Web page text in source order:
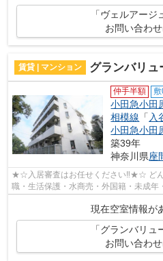
「ヴェルアージ
お問い合わ
賃貸 | マンション グランバリュ
仲手半額
小田急小田
相模線 「 入
小田急小田
築39年
神奈川県座
★☆入居審査はお任せください‼★☆ ど
職・生活保護・水商売・外国籍・未成年
現在空室情報が
「グランバリュ
お問い合わ